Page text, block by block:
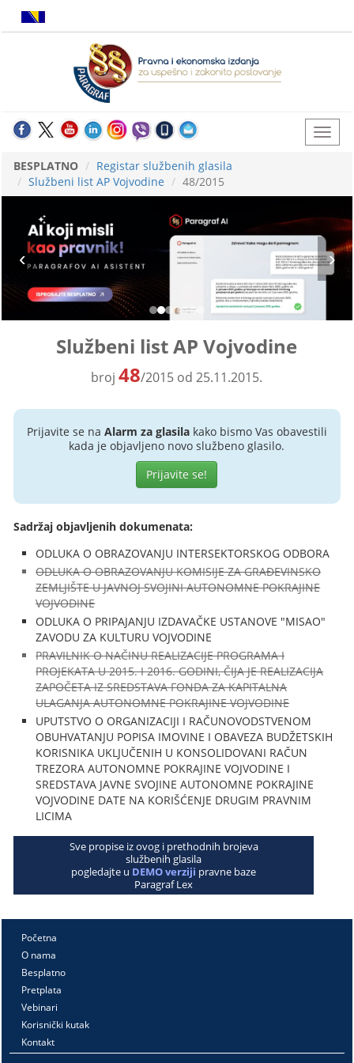
BESPLATNO
Registar službenih glasila
Službeni list AP Vojvodine
48/2015
Službeni list AP Vojvodine
broj48/2015 od 25.11.2015.
Prijavite se na Alarm za glasilakako bismo Vas obavestili
kada je objavljeno novo službeno glasilo.
Prijavite se!
Sadržaj objavljenih dokumenata:
ODLUKA O OBRAZOVANJU INTERSEKTORSKOG ODBORA
ODLUKA O OBRAZOVANJU KOMISIJE ZA GRAĐEVINSKO
ZEMLJIŠTE U JAVNOJ SVOJINI AUTONOMNE POKRAJINE
VOJVODINE
ODLUKA O PRIPAJANJU IZDAVAČKE USTANOVE "MISAO"
ZAVODU ZA KULTURU VOJVODINE
PRAVILNIK O NAČINU REALIZACIJE PROGRAMA I
PROJEKATA U 2015. I 2016. GODINI, ČIJA JE REALIZACIJA
ZAPOČETA IZ SREDSTAVA FONDA ZA KAPITALNA
ULAGANJA AUTONOMNE POKRAJINE VOJVODINE
UPUTSTVO O ORGANIZACIJI I RAČUNOVODSTVENOM
OBUHVATANJU POPISA IMOVINE I OBAVEZA BUDŽETSKIH
KORISNIKA UKLJUČENIH U KONSOLIDOVANI RAČUN
TREZORA AUTONOMNE POKRAJINE VOJVODINE I
SREDSTAVA JAVNE SVOJINE AUTONOMNE POKRAJINE
VOJVODINE DATE NA KORIŠĆENJE DRUGIM PRAVNIM
LICIMA
Sve propise iz ovog i prethodnih brojeva
službenih glasila
pogledajte u DEMO verziji pravne baze
Paragraf Lex
Početna
O nama
Besplatno
Pretplata
Vebinari
Korisnički kutak
Kontakt